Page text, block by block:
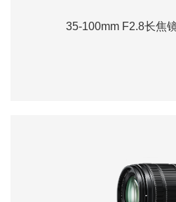
35-100mm F2.8长焦